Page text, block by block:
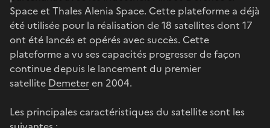
Space et Thales Alenia Space. Cette plateforme a déjà
été utilisée pour la réalisation de 18 satellites dont 17
ont été lancés et opérés avec succès. Cette
plateforme a vu ses capacités progresser de façon
continue depuis le lancement du premier
satellite Demeteren 2004.
Les principales caractéristiques du satellite sont les